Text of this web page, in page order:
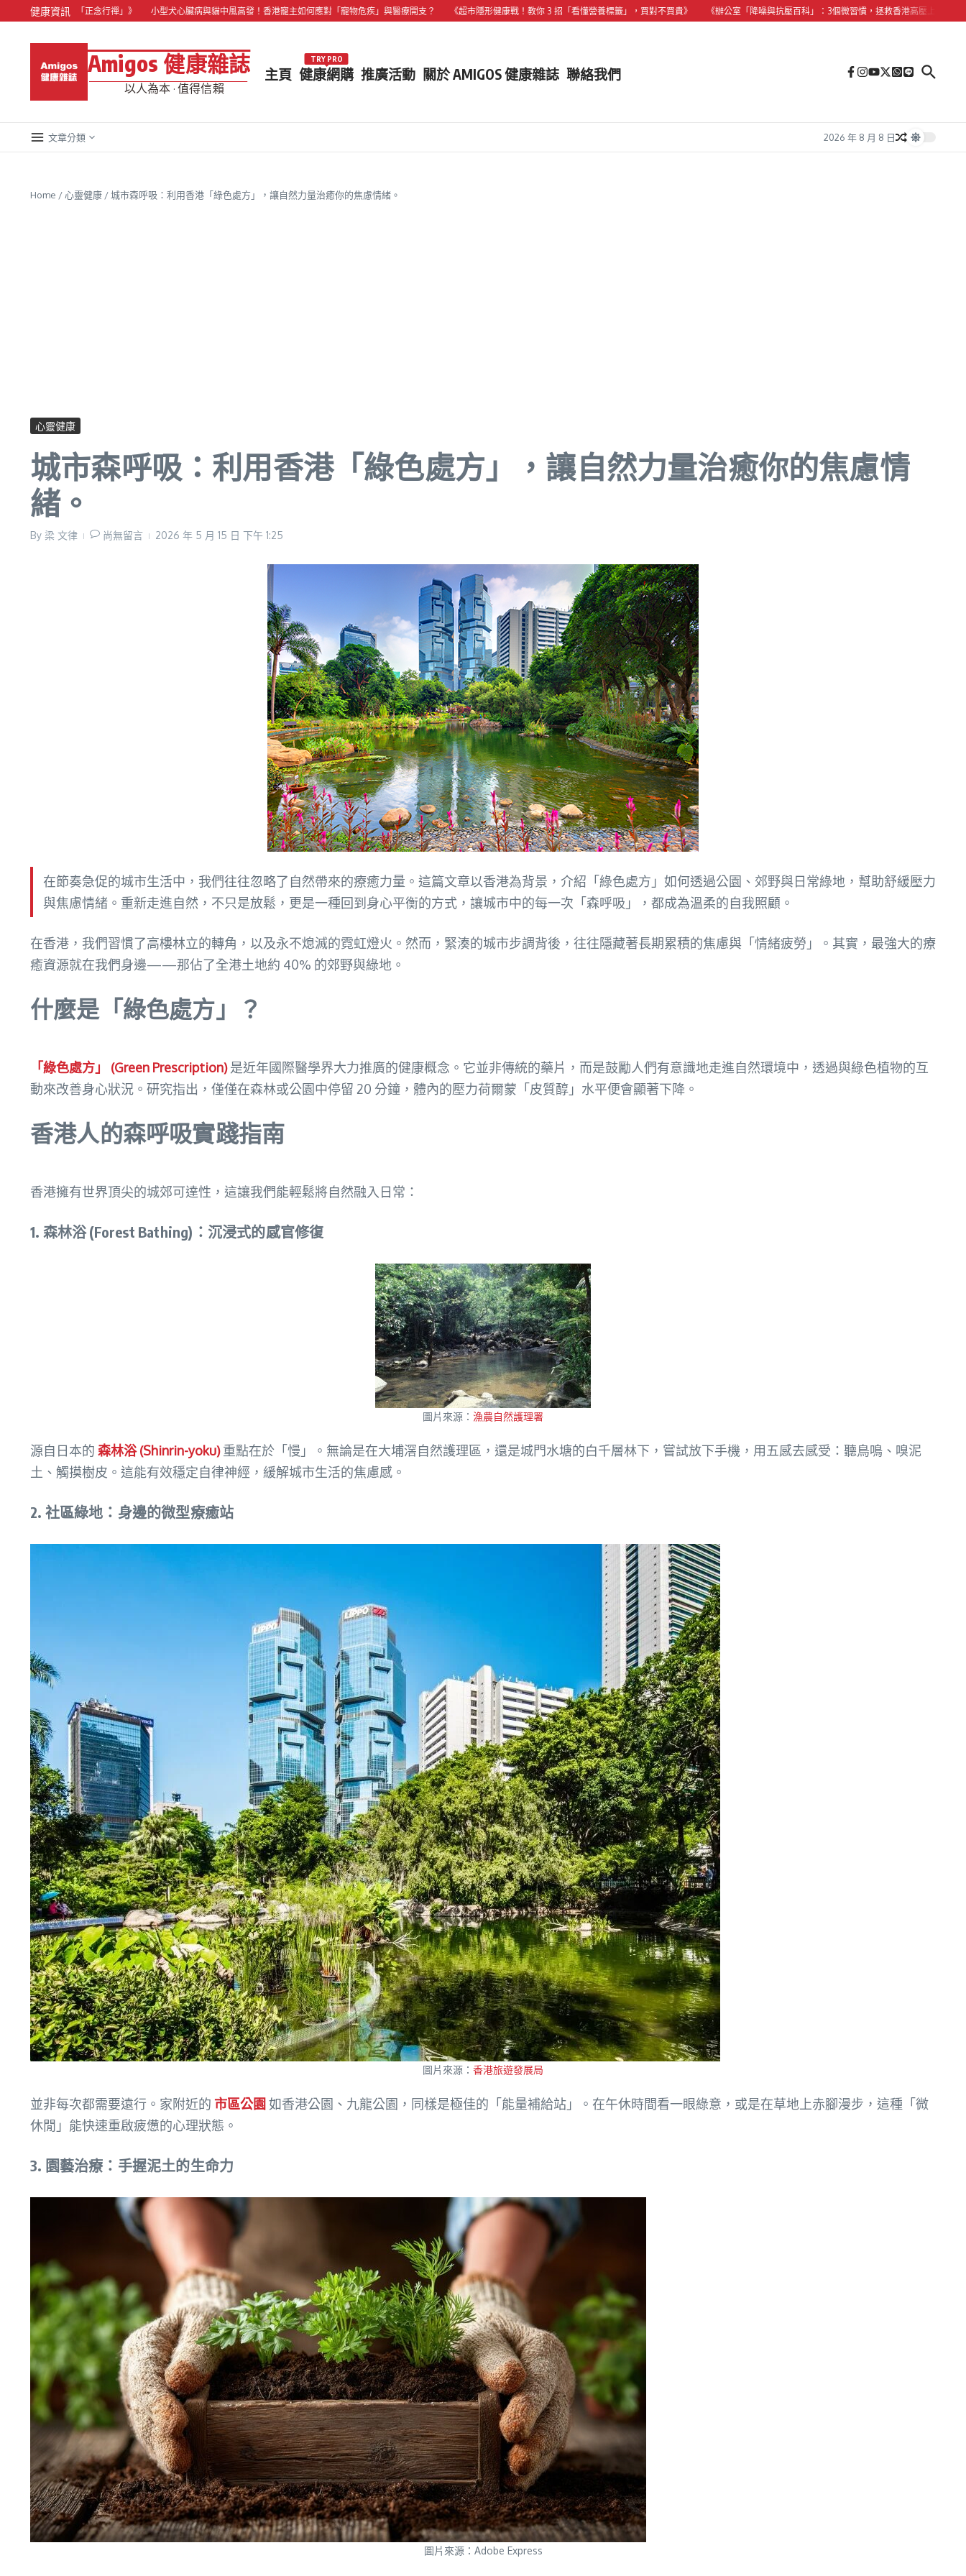
Skip to content
健康資訊
澳海景的「正念行禪」》 小型犬心臟病與貓中風高發！香港寵主如何應對「寵物危疾」與醫療開支？ 《超市隱形健康戰！教你 3 招「看懂營養標籤」，買對不買貴》 《辦公室「降噪與抗壓百科」：3個微習慣，拯救香港高壓上班族的慢性失眠
Amigos 健康雜誌
以人為本 · 值得信賴
主頁 健康網購
TRY PRO
推廣活動 關於 AMIGOS 健康雜誌 聯絡我們
文章分類 2026 年 8 月 8 日
Home / 心靈健康 / 城市森呼吸：利用香港「綠色處方」，讓自然力量治癒你的焦慮情緒。
心靈健康
城市森呼吸：利用香港「綠色處方」，讓自然力量治癒你的焦慮情
緒。
By 梁 文律 尚無留言 2026 年 5 月 15 日 下午 1:25
在節奏急促的城市生活中，我們往往忽略了自然帶來的療癒力量。這篇文章以香港為背景，介紹「綠色處方」如何透過公園、郊野與日常綠地，幫助舒緩壓力
與焦慮情緒。重新走進自然，不只是放鬆，更是一種回到身心平衡的方式，讓城市中的每一次「森呼吸」，都成為溫柔的自我照顧。
在香港，我們習慣了高樓林立的轉角，以及永不熄滅的霓虹燈火。然而，緊湊的城市步調背後，往往隱藏著長期累積的焦慮與「情緒疲勞」。其實，最強大的療
癒資源就在我們身邊——那佔了全港土地約 40% 的郊野與綠地。
什麼是「綠色處方」？
「綠色處方」 (Green Prescription)是近年國際醫學界大力推廣的健康概念。它並非傳統的藥片，而是鼓勵人們有意識地走進自然環境中，透過與綠色植物的互
動來改善身心狀況。研究指出，僅僅在森林或公園中停留 20 分鐘，體內的壓力荷爾蒙「皮質醇」水平便會顯著下降。
香港人的森呼吸實踐指南
香港擁有世界頂尖的城郊可達性，這讓我們能輕鬆將自然融入日常：
1. 森林浴 (Forest Bathing)：沉浸式的感官修復
圖片來源： 漁農自然護理署
源自日本的 森林浴 (Shinrin-yoku)重點在於「慢」。無論是在大埔滘自然護理區，還是城門水塘的白千層林下，嘗試放下手機，用五感去感受：聽鳥鳴、嗅泥
土、觸摸樹皮。這能有效穩定自律神經，緩解城市生活的焦慮感。
2. 社區綠地：身邊的微型療癒站
圖片來源： 香港旅遊發展局
並非每次都需要遠行。家附近的 市區公園 如香港公園、九龍公園，同樣是極佳的「能量補給站」。在午休時間看一眼綠意，或是在草地上赤腳漫步，這種「微
休閒」能快速重啟疲憊的心理狀態。
3. 園藝治療：手握泥土的生命力
圖片來源：Adobe Express